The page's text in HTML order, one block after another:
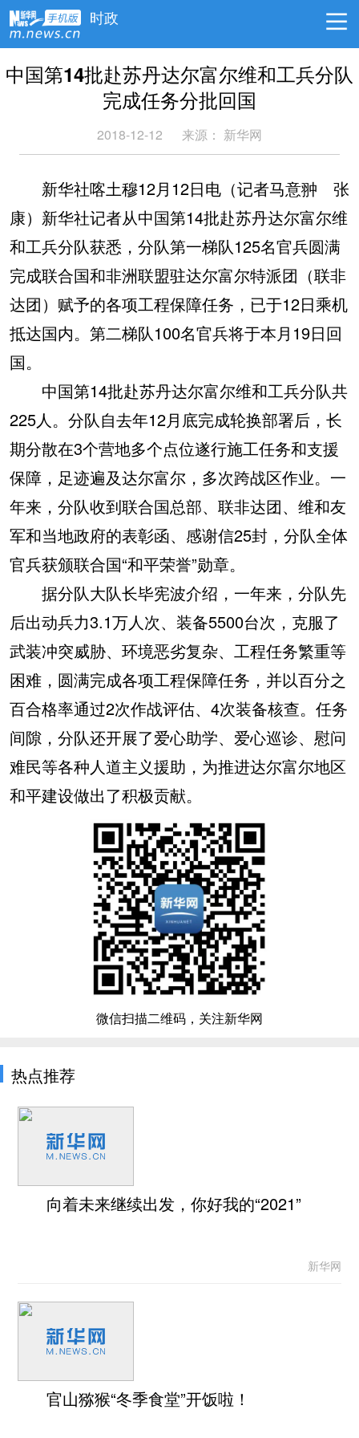
时政
中国第14批赴苏丹达尔富尔维和工兵分队
完成任务分批回国
2018-12-12 来源： 新华网
新华社喀土穆12月12日电（记者马意翀 张
康）新华社记者从中国第14批赴苏丹达尔富尔维
和工兵分队获悉，分队第一梯队125名官兵圆满
完成联合国和非洲联盟驻达尔富尔特派团（联非
达团）赋予的各项工程保障任务，已于12日乘机
抵达国内。第二梯队100名官兵将于本月19日回
国。
中国第14批赴苏丹达尔富尔维和工兵分队共
225人。分队自去年12月底完成轮换部署后，长
期分散在3个营地多个点位遂行施工任务和支援
保障，足迹遍及达尔富尔，多次跨战区作业。一
年来，分队收到联合国总部、联非达团、维和友
军和当地政府的表彰函、感谢信25封，分队全体
官兵获颁联合国“和平荣誉”勋章。
据分队大队长毕宪波介绍，一年来，分队先
后出动兵力3.1万人次、装备5500台次，克服了
武装冲突威胁、环境恶劣复杂、工程任务繁重等
困难，圆满完成各项工程保障任务，并以百分之
百合格率通过2次作战评估、4次装备核查。任务
间隙，分队还开展了爱心助学、爱心巡诊、慰问
难民等各种人道主义援助，为推进达尔富尔地区
和平建设做出了积极贡献。
微信扫描二维码，关注新华网
热点推荐
向着未来继续出发，你好我的“2021”
新华网
官山猕猴“冬季食堂”开饭啦！